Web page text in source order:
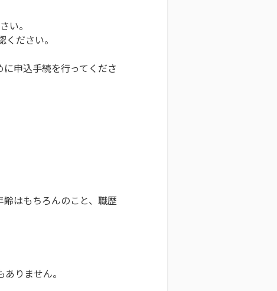
い。
ださい。
申込手続を行ってくださ
はもちろんのこと、職歴
りません。